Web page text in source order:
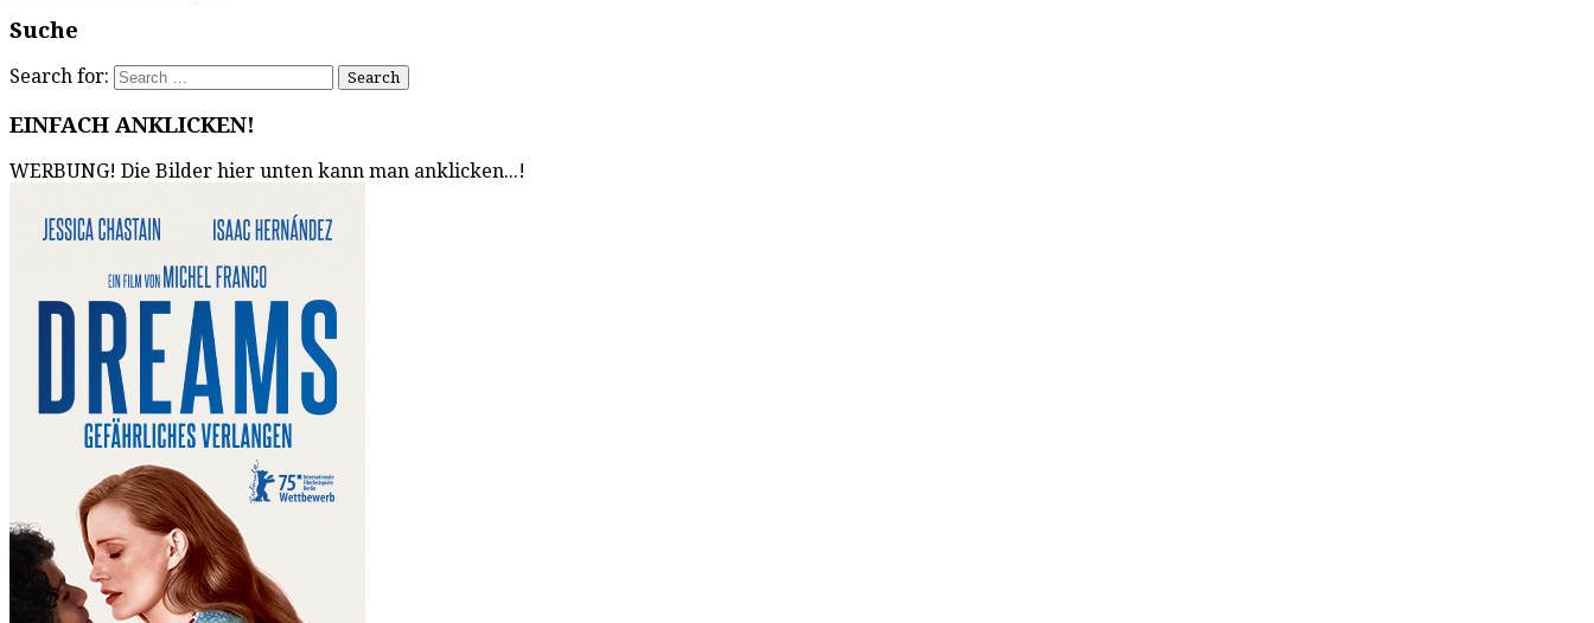
Suche
Search for:
EINFACH ANKLICKEN!
WERBUNG! Die Bilder hier unten kann man anklicken...!